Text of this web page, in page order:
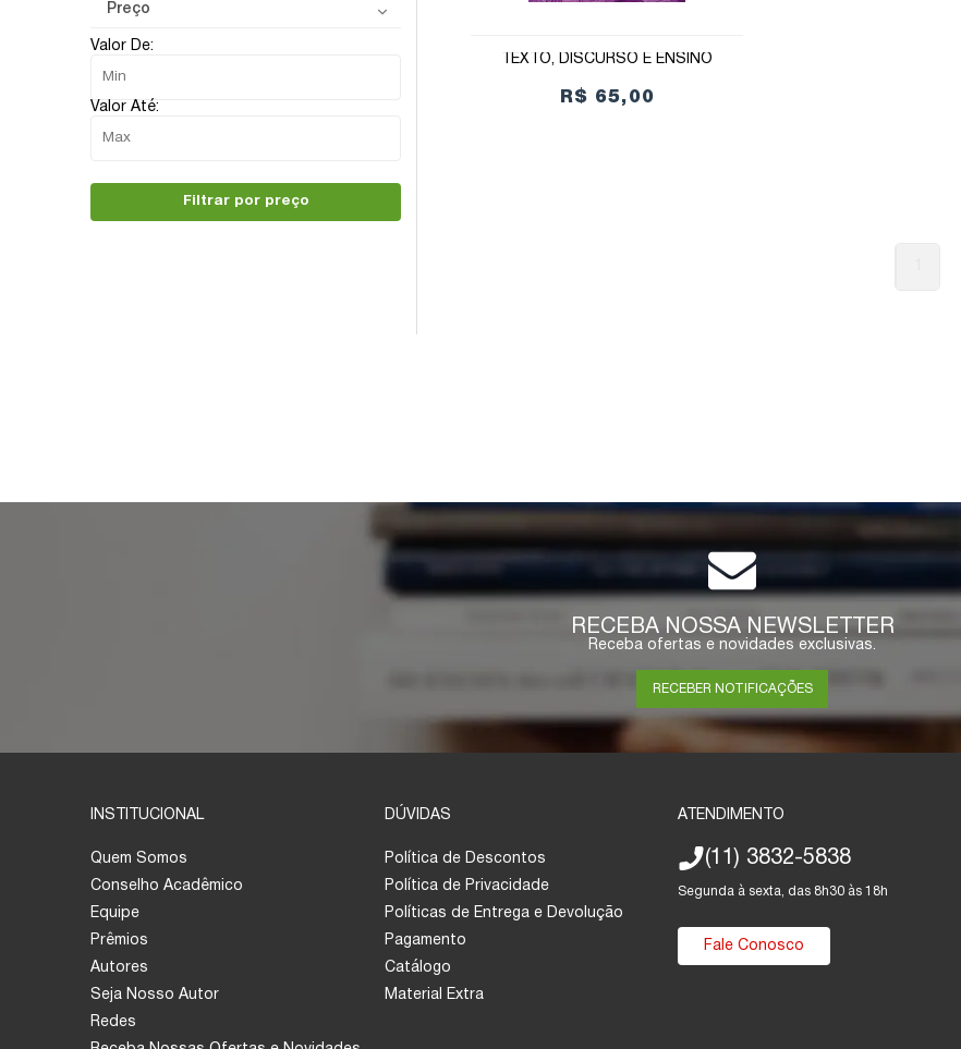
Preço
Valor De:
Valor Até:
Filtrar por preço
TEXTO, DISCURSO E ENSINO
R$ 65,00
RECEBA NOSSA NEWSLETTER
Receba ofertas e novidades exclusivas.
RECEBER NOTIFICAÇÕES
INSTITUCIONAL
Quem Somos
Conselho Acadêmico
Equipe
Prêmios
Autores
Seja Nosso Autor
Redes
DÚVIDAS
Política de Descontos
Política de Privacidade
Políticas de Entrega e Devolução
Pagamento
Catálogo
Material Extra
ATENDIMENTO
(11) 3832-5838
Segunda à sexta, das 8h30 às 18h
Fale Conosco